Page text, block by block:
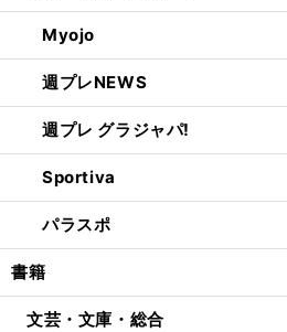
Myojo
週プレNEWS
週プレ グラジャパ!
Sportiva
パラスポ
書籍
文芸・文庫・総合